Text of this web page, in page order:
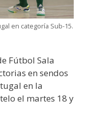
en categoría Sub-15.
Fútbol Sala
en sendos
en la
el martes 18 y